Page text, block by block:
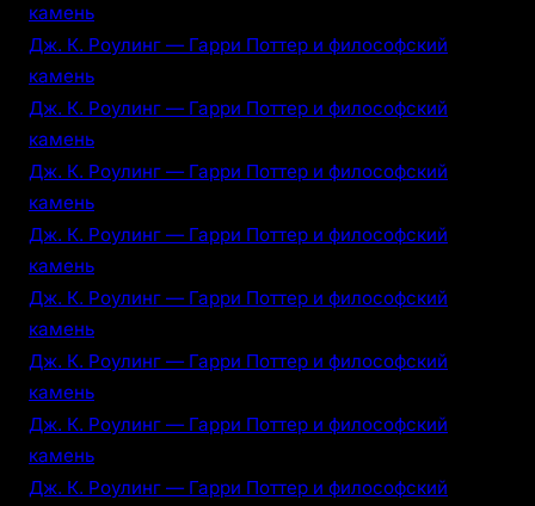
камень
Дж. К. Роулинг — Гарри Поттер и философский
камень
Дж. К. Роулинг — Гарри Поттер и философский
камень
Дж. К. Роулинг — Гарри Поттер и философский
камень
Дж. К. Роулинг — Гарри Поттер и философский
камень
Дж. К. Роулинг — Гарри Поттер и философский
камень
Дж. К. Роулинг — Гарри Поттер и философский
камень
Дж. К. Роулинг — Гарри Поттер и философский
камень
Дж. К. Роулинг — Гарри Поттер и философский